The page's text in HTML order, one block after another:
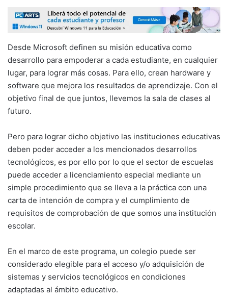
Desde Microsoft definen su misión educativa como
desarrollo para empoderar a cada estudiante, en cualquier
lugar, para lograr más cosas. Para ello, crean hardware y
software que mejora los resultados de aprendizaje. Con el
objetivo final de que juntos, llevemos la sala de clases al
futuro.
Pero para lograr dicho objetivo las instituciones educativas
deben poder acceder a los mencionados desarrollos
tecnológicos, es por ello por lo que el sector de escuelas
puede acceder a licenciamiento especial mediante un
simple procedimiento que se lleva a la práctica con una
carta de intención de compra y el cumplimiento de
requisitos de comprobación de que somos una institución
escolar.
En el marco de este programa, un colegio puede ser
considerado elegible para el acceso y/o adquisición de
sistemas y servicios tecnológicos en condiciones
adaptadas al ámbito educativo.